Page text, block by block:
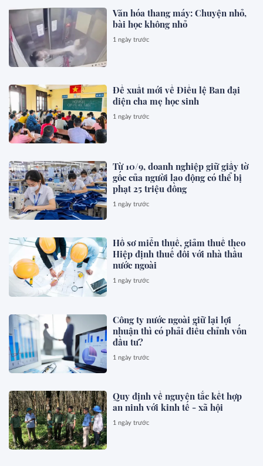
Văn hóa thang máy: Chuyện nhỏ,
bài học không nhỏ
1 ngày trước
Đề xuất mới về Điều lệ Ban đại
diện cha mẹ học sinh
1 ngày trước
Từ 10/9, doanh nghiệp giữ giấy tờ
gốc của người lao động có thể bị
phạt 25 triệu đồng
1 ngày trước
Hồ sơ miễn thuế, giảm thuế theo
Hiệp định thuế đối với nhà thầu
nước ngoài
1 ngày trước
Công ty nước ngoài giữ lại lợi
nhuận thì có phải điều chỉnh vốn
đầu tư?
1 ngày trước
Quy định về nguyên tắc kết hợp
an ninh với kinh tế - xã hội
1 ngày trước